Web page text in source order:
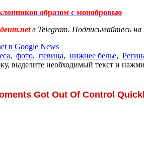
образом с монобровью
в Telegram. Подписывайтесь на
в Google News
, фото, певица, нижнее белье,
выделите необходимый текст и